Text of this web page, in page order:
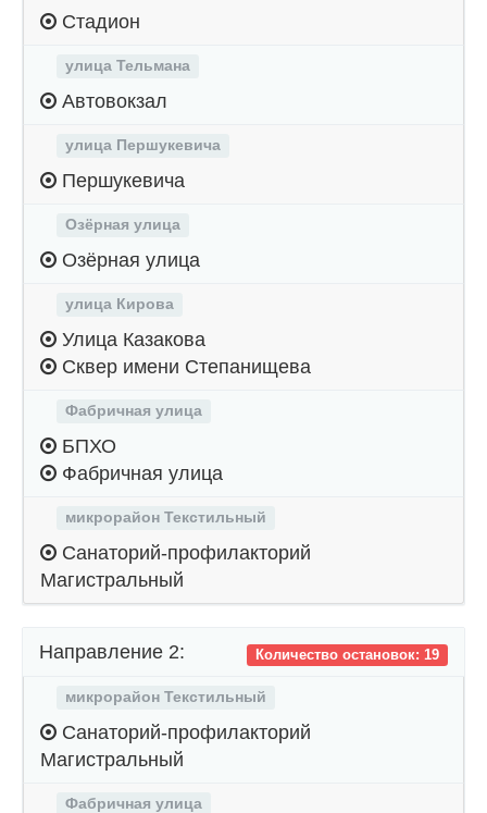
Стадион
улица Тельмана
Автовокзал
улица Першукевича
Першукевича
Озёрная улица
Озёрная улица
улица Кирова
Улица Казакова
Сквер имени Степанищева
Фабричная улица
БПХО
Фабричная улица
микрорайон Текстильный
Санаторий-профилакторий
Магистральный
Количество остановок: 19
Направление 2:
микрорайон Текстильный
Санаторий-профилакторий
Магистральный
Фабричная улица